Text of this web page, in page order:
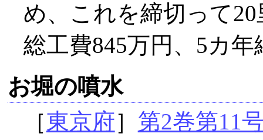
め、これを締切って
総工費845万円、5カ年
お堀の噴水
［東京府］ 第2巻第11